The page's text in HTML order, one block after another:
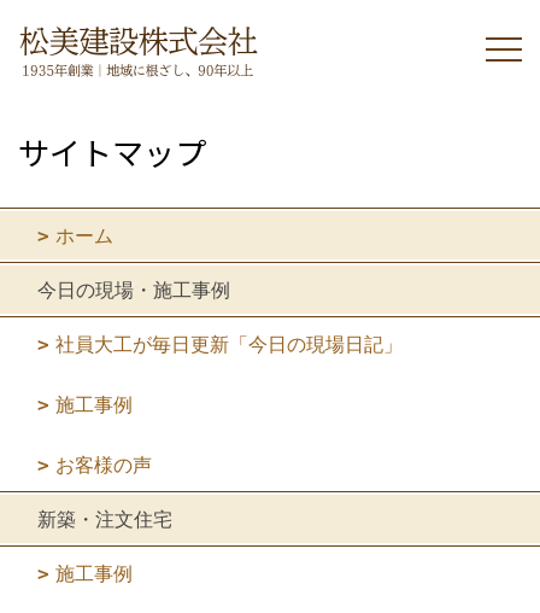
サイトマップ
ホーム
今日の現場・施工事例
社員大工が毎日更新「今日の現場日記」
施工事例
お客様の声
新築・注文住宅
施工事例